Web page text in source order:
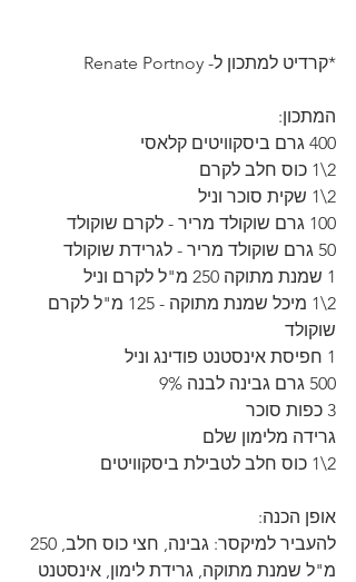
*קרדיט למתכון ל- Renate Portnoy
המתכון:
400 גרם ביסקוויטים קלאסי
2\1 כוס חלב לקרם
2\1 שקית סוכר וניל
100 גרם שוקולד מריר - לקרם שוקולד
50 גרם שוקולד מריר - לגרידת שוקולד
1 שמנת מתוקה 250 מ"ל לקרם וניל
2\1 מיכל שמנת מתוקה - 125 מ"ל לקרם
שוקולד
1 חפיסת אינסטנט פודינג וניל
500 גרם גבינה לבנה 9%
3 כפות סוכר
גרידה מלימון שלם
2\1 כוס חלב לטבילת ביסקוויטים
אופן הכנה:
מ"ל שמנת מתוקה, גרידת לימון, אינסטנט